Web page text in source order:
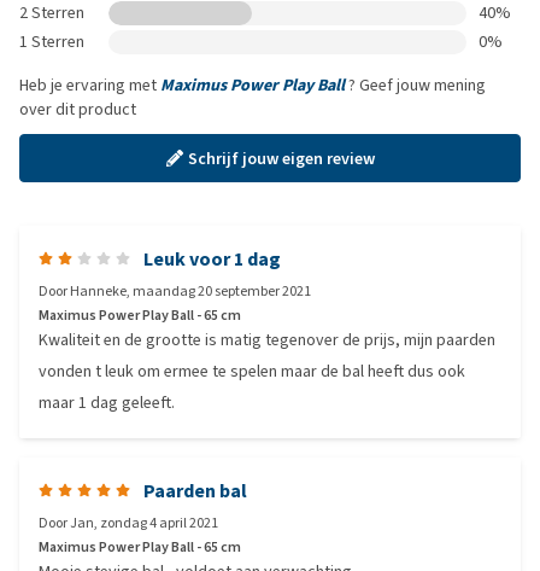
2 Sterren
40%
1 Sterren
0%
Heb je ervaring met Maximus Power Play Ball? Geef jouw mening
over dit product
Schrijf jouw eigen review
Leuk voor 1 dag
DoorHanneke, maandag 20 september 2021
Maximus Power Play Ball - 65 cm
Kwaliteit en de grootte is matig tegenover de prijs, mijn paarden
vonden t leuk om ermee te spelen maar de bal heeft dus ook
maar 1 dag geleeft.
Paarden bal
DoorJan, zondag 4 april 2021
Maximus Power Play Ball - 65 cm